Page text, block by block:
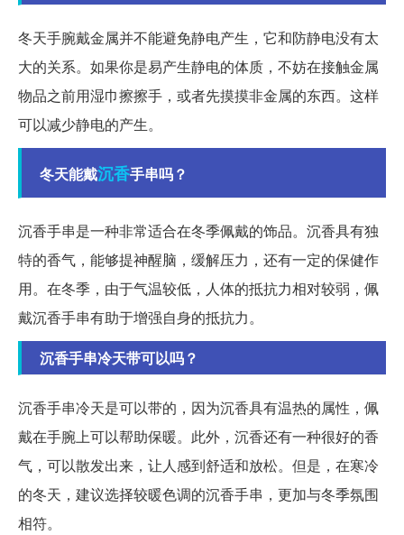
冬天手腕戴金属并不能避免静电产生，它和防静电没有太
大的关系。如果你是易产生静电的体质，不妨在接触金属
物品之前用湿巾擦擦手，或者先摸摸非金属的东西。这样
可以减少静电的产生。
冬天能戴沉香手串吗？
沉香手串是一种非常适合在冬季佩戴的饰品。沉香具有独
特的香气，能够提神醒脑，缓解压力，还有一定的保健作
用。在冬季，由于气温较低，人体的抵抗力相对较弱，佩
戴沉香手串有助于增强自身的抵抗力。
沉香手串冷天带可以吗？
沉香手串冷天是可以带的，因为沉香具有温热的属性，佩
戴在手腕上可以帮助保暖。此外，沉香还有一种很好的香
气，可以散发出来，让人感到舒适和放松。但是，在寒冷
的冬天，建议选择较暖色调的沉香手串，更加与冬季氛围
相符。